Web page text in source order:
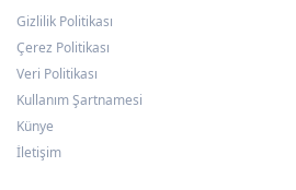
Gizlilik Politikası
Çerez Politikası
Veri Politikası
Kullanım Şartnamesi
Künye
İletişim